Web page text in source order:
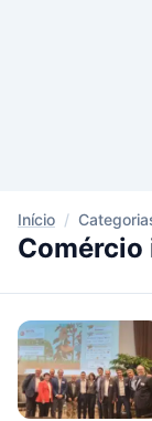
Início /